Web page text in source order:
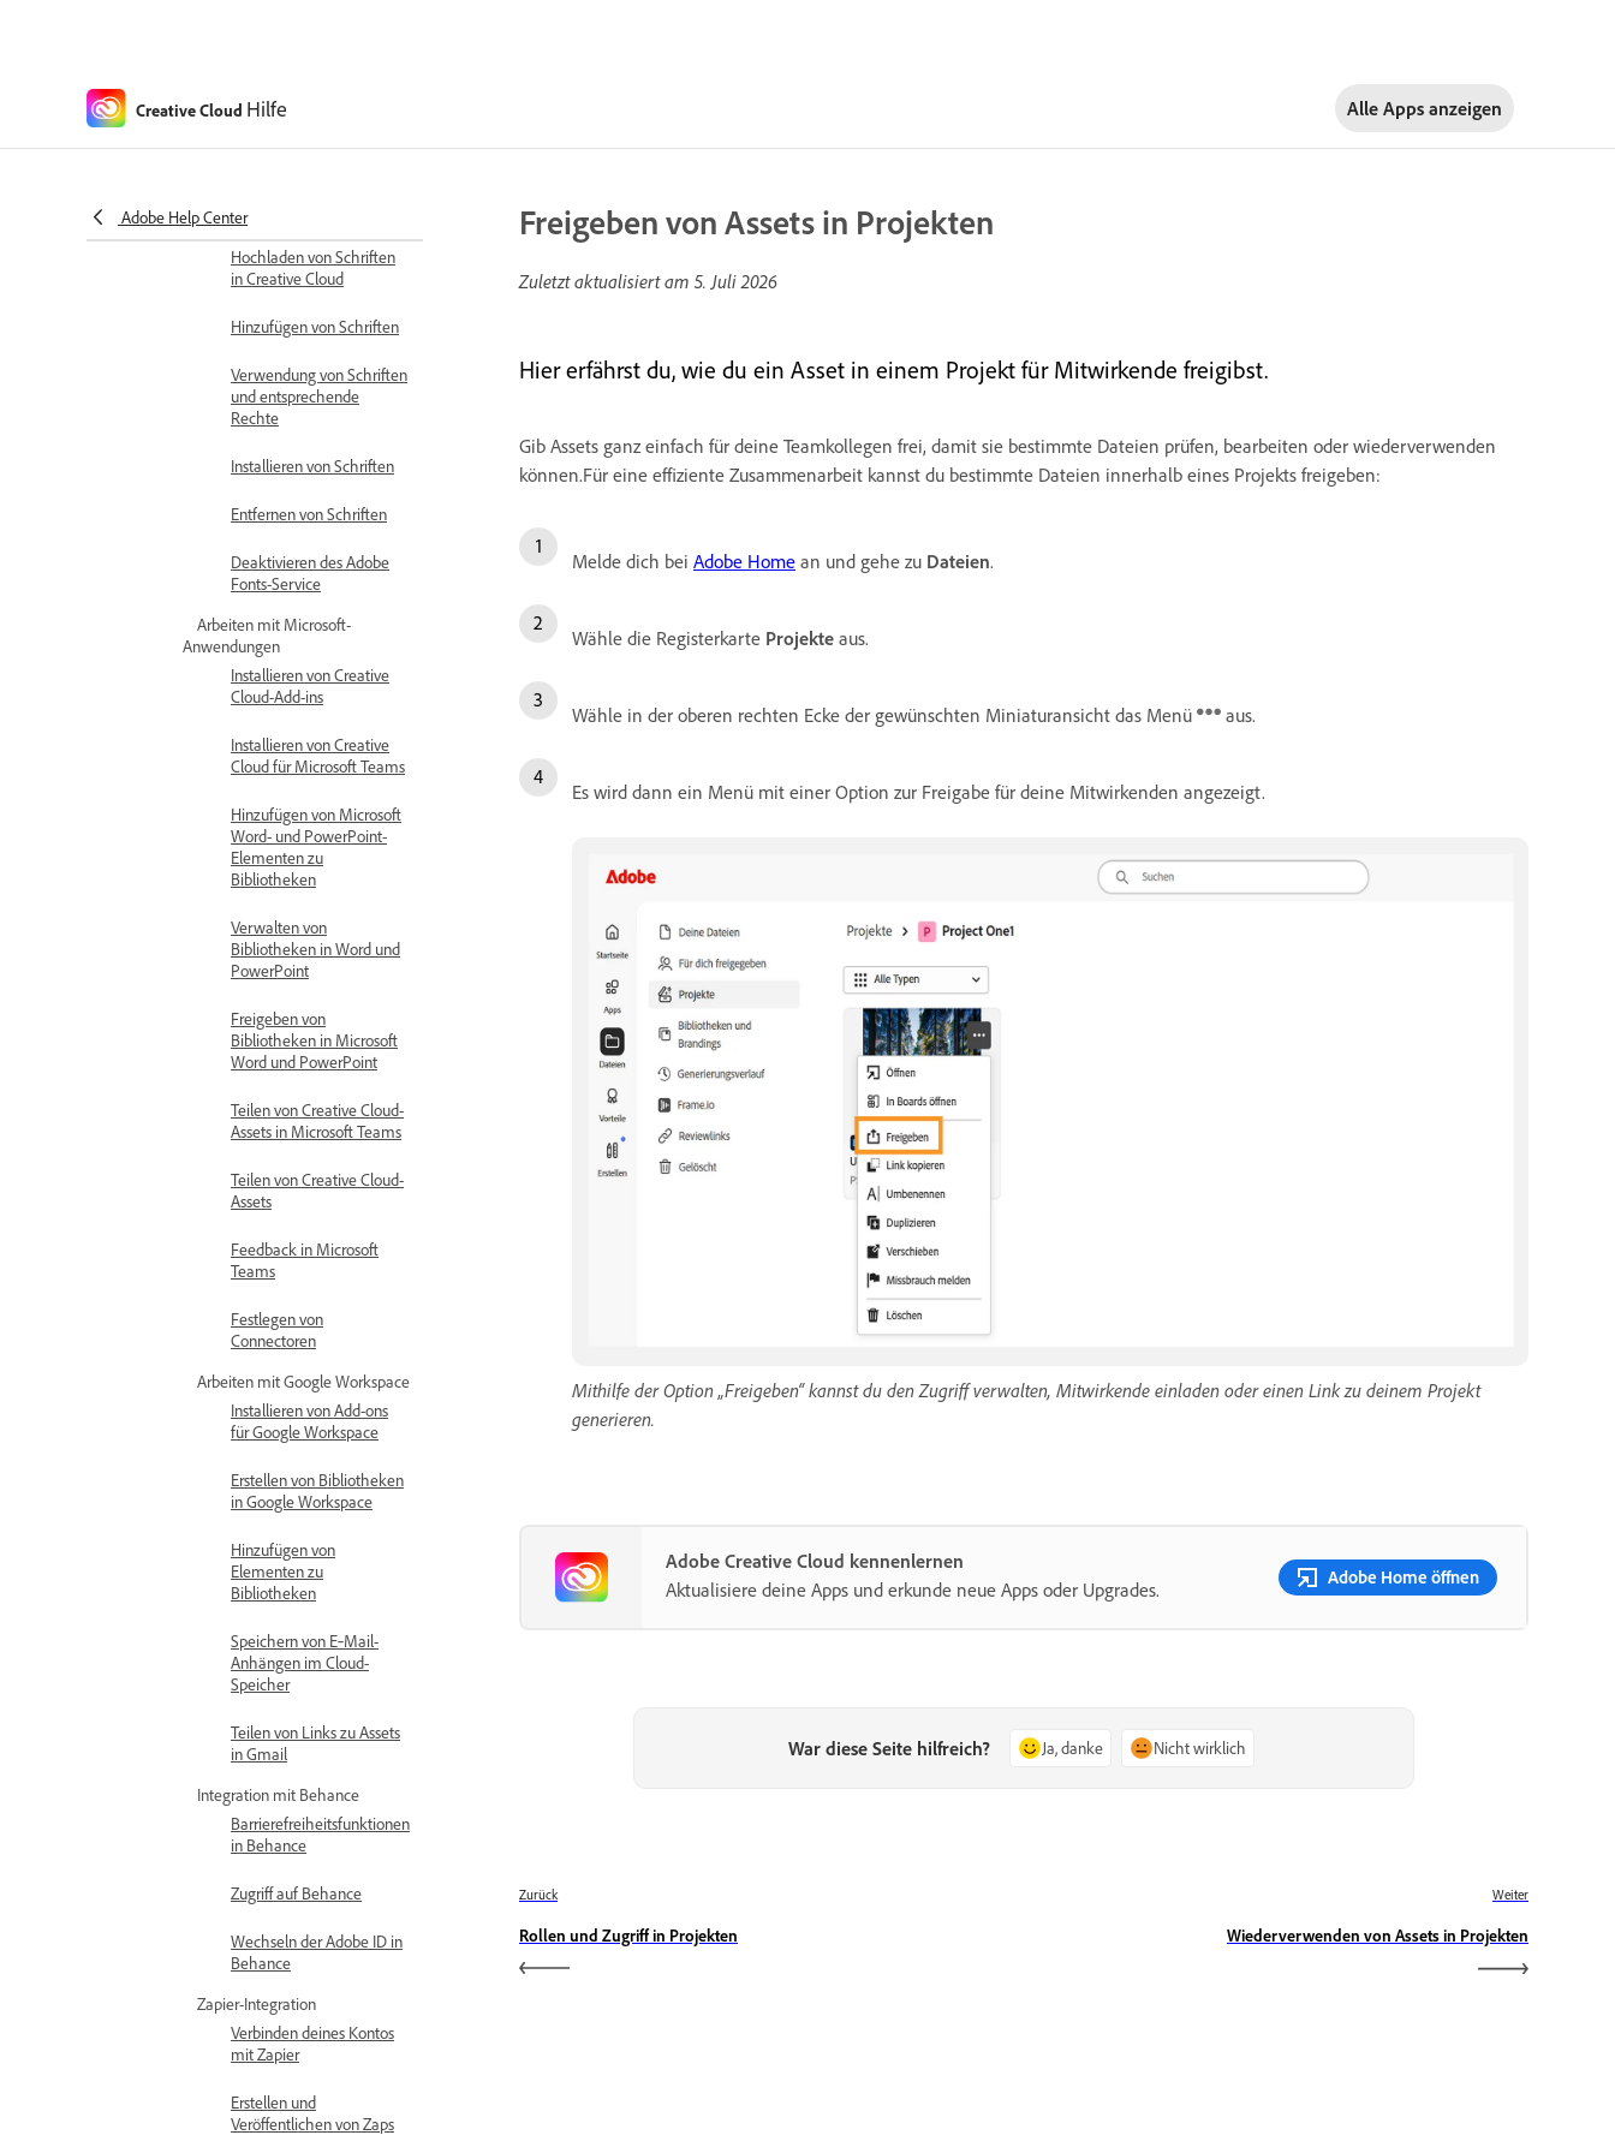
Creative Cloud Hilfe Alle Apps anzeigen
Adobe Help Center
Wiederverwenden von Assets in
Integration mit anderen Applikationen
Verwalten von Schriften
Hochladen von Schriften
in Creative Cloud
Hinzufügen von Schriften
Verwendung von Schriften
und entsprechende
Rechte
Installieren von Schriften
Entfernen von Schriften
Deaktivieren des Adobe
Fonts-Service
Arbeiten mit Microsoft-
Anwendungen
Installieren von Creative
Cloud-Add-ins
Installieren von Creative
Cloud für Microsoft Teams
Hinzufügen von Microsoft
Word- und PowerPoint-
Elementen zu
Bibliotheken
Verwalten von
Bibliotheken in Word und
PowerPoint
Freigeben von
Bibliotheken in Microsoft
Word und PowerPoint
Teilen von Creative Cloud-
Assets in Microsoft Teams
Teilen von Creative Cloud-
Assets
Feedback in Microsoft
Teams
Festlegen von
Connectoren
Arbeiten mit Google Workspace
Installieren von Add-ons
für Google Workspace
Erstellen von Bibliotheken
in Google Workspace
Hinzufügen von
Elementen zu
Bibliotheken
Speichern von E‑Mail-
Anhängen im Cloud-
Speicher
Teilen von Links zu Assets
in Gmail
Integration mit Behance
Barrierefreiheitsfunktionen
in Behance
Zugriff auf Behance
Wechseln der Adobe ID in
Behance
Zapier-Integration
Verbinden deines Kontos
mit Zapier
Erstellen und
Veröffentlichen von Zaps
Freigeben von Assets in Projekten
Zuletzt aktualisiert am 5. Juli 2026
Hier erfährst du, wie du ein Asset in einem Projekt für Mitwirkende freigibst.
Gib Assets ganz einfach für deine Teamkollegen frei, damit sie bestimmte Dateien prüfen, bearbeiten oder wiederverwenden
können.Für eine effiziente Zusammenarbeit kannst du bestimmte Dateien innerhalb eines Projekts freigeben:
Melde dich bei Adobe Home an und gehe zu Dateien.
Wähle die Registerkarte Projekte aus.
Wähle in der oberen rechten Ecke der gewünschten Miniaturansicht das Menü aus.
Es wird dann ein Menü mit einer Option zur Freigabe für deine Mitwirkenden angezeigt.
Mithilfe der Option „Freigeben“ kannst du den Zugriff verwalten, Mitwirkende einladen oder einen Link zu deinem Projekt
generieren.
Adobe Creative Cloud kennenlernen
Aktualisiere deine Apps und erkunde neue Apps oder Upgrades.
Adobe Home öffnen
War diese Seite hilfreich? Ja, danke Nicht wirklich
Zurück
Rollen und Zugriff in Projekten
Weiter
Wiederverwenden von Assets in Projekten